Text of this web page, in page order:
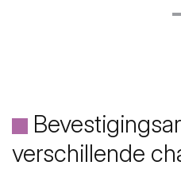
verschillende